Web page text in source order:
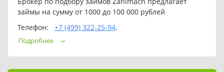
займы на сумму от 1000 до 100 000 рублей
Телефон:+7 (499) 322-25-94.
Адрес электронной почты:
Обращаем ваше внимание, что подбор займа
в Zanimach платный, причём сервис работает по
Подробнее